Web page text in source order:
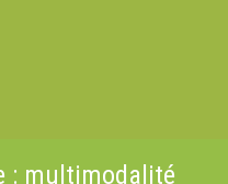
: multimodalité